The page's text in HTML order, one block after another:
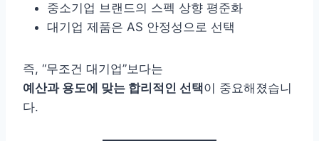
중소기업 브랜드의 스펙 상향 평준화
대기업 제품은 AS 안정성으로 선택
즉, “무조건 대기업”보다는
예산과 용도에 맞는 합리적인 선택이 중요해졌습니
다.